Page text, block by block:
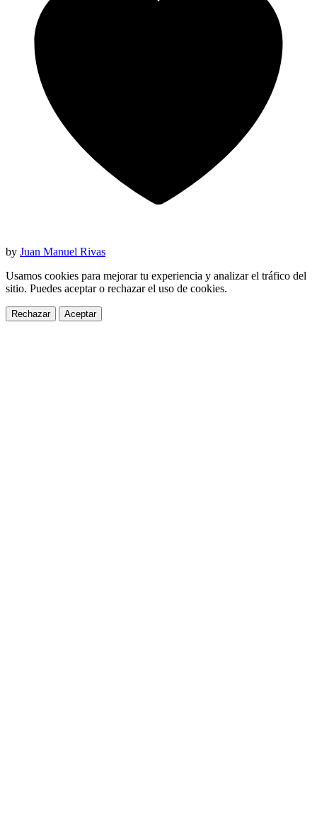
by Juan Manuel Rivas
Usamos cookies para mejorar tu experiencia y analizar el tráfico del
sitio. Puedes aceptar o rechazar el uso de cookies.
Rechazar Aceptar